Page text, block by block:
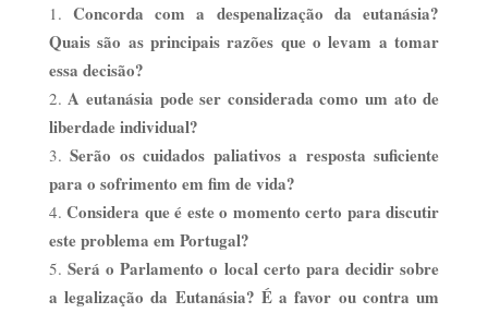
Concorda com a despenalização da eutanásia?
Quais são as principais razões que o levam a tomar
essa decisão?
A eutanásia pode ser considerada como um ato de
liberdade individual?
Serão os cuidados paliativos a resposta suficiente
para o sofrimento em fim de vida?
Considera que é este o momento certo para discutir
este problema em Portugal?
Será o Parlamento o local certo para decidir sobre
a legalização da Eutanásia? É a favor ou contra um